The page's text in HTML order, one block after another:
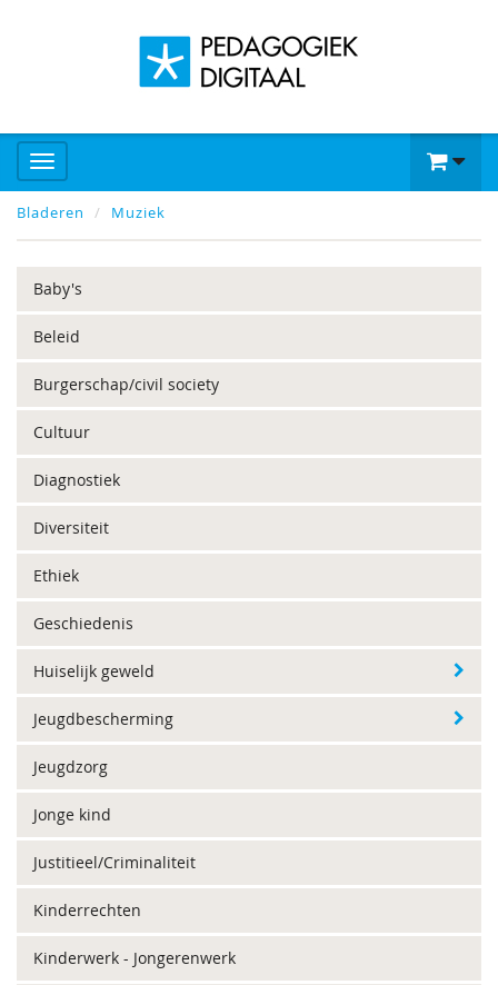
Bladeren Muziek
Baby's
Beleid
Burgerschap/civil society
Cultuur
Diagnostiek
Diversiteit
Ethiek
Geschiedenis
Huiselijk geweld
Jeugdbescherming
Jeugdzorg
Jonge kind
Justitieel/Criminaliteit
Kinderrechten
Kinderwerk - Jongerenwerk